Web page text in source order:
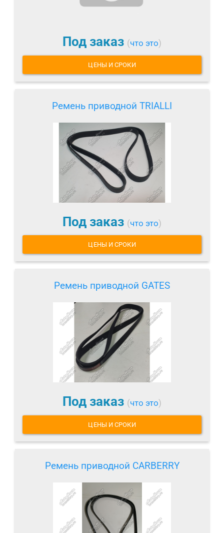
Под заказ (что это)
ЦЕНЫ И СРОКИ
Ремень приводной TRIALLI
Под заказ (что это)
ЦЕНЫ И СРОКИ
Ремень приводной GATES
Под заказ (что это)
ЦЕНЫ И СРОКИ
Ремень приводной CARBERRY